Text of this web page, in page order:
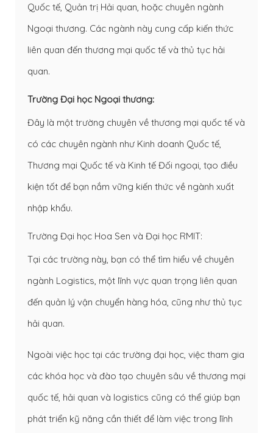
Quốc tế, Quản trị Hải quan, hoặc chuyên ngành
Ngoại thương. Các ngành này cung cấp kiến thức
liên quan đến thương mại quốc tế và thủ tục hải
quan.
Trường Đại học Ngoại thương:
Đây là một trường chuyên về thương mại quốc tế và
có các chuyên ngành như Kinh doanh Quốc tế,
Thương mại Quốc tế và Kinh tế Đối ngoại, tạo điều
kiện tốt để bạn nắm vững kiến thức về ngành xuất
nhập khẩu.
Trường Đại học Hoa Sen và Đại học RMIT:
Tại các trường này, bạn có thể tìm hiểu về chuyên
ngành Logistics, một lĩnh vực quan trọng liên quan
đến quản lý vận chuyển hàng hóa, cũng như thủ tục
hải quan.
Ngoài việc học tại các trường đại học, việc tham gia
các khóa học và đào tạo chuyên sâu về thương mại
quốc tế, hải quan và logistics cũng có thể giúp bạn
phát triển kỹ năng cần thiết để làm việc trong lĩnh